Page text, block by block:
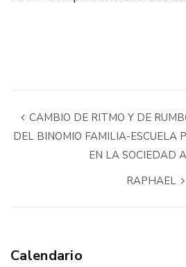
CAMBIO DE RITMO Y DE
DEL BINOMIO FAMILIA-ESCUELA
EN LA SOCIEDAD
RAPHAEL
Calendario